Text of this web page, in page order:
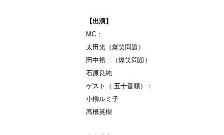
【出演】
MC：
太田光（爆笑問題）
田中裕二（爆笑問題）
石原良純
ゲスト（ 五十音順）：
小柳ルミ子
高橋英樹